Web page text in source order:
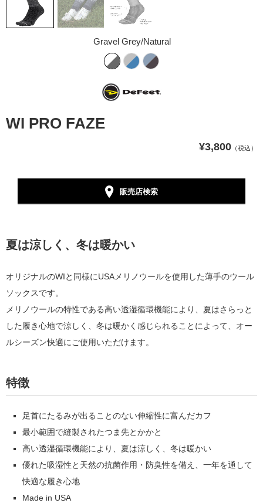
WI PRO FAZE
¥3,800 （税込）
Gravel Grey/Natural
販売店検索
夏は涼しく、冬は暖かい
オリジナルのWIと同様にUSAメリノウールを使用した薄手のウール
ソックスです。
メリノウールの特性である高い透湿循環機能により、 夏はさらっと
した履き心地で涼しく、冬は暖かく感じられることによって、オー
ルシーズン快適にご使用いただけます。
特徴
足首にたるみが出ることのない伸縮性に富んだカフ
最小範囲で縫製されたつま先とかかと
高い透湿循環機能により、夏は涼しく、冬は暖かい
優れた吸湿性と天然の抗菌作用・防臭性を備え、一年を通して
快適な履き心地
Made in USA